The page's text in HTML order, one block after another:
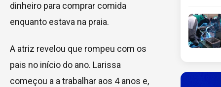
dinheiro para comprar comida
enquanto estava na praia.
A atriz revelou que rompeu com os
pais no início do ano. Larissa
começou a a trabalhar aos 4 anos e,